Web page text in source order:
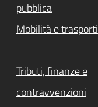
pubblica
Mobilità e trasporti
Tributi, finanze e
contravvenzioni